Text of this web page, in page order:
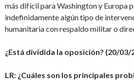
más difícil para Washington y Europa
indefinidamente algún tipo de
humanitaria con respaldo militar o
¿Está dividida la oposición? (20/03/
LR: ¿Cuáles son los principales